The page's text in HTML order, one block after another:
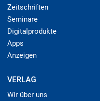
Zeitschriften
Seminare
Digitalprodukte
Apps
Anzeigen
VERLAG
Wir über uns